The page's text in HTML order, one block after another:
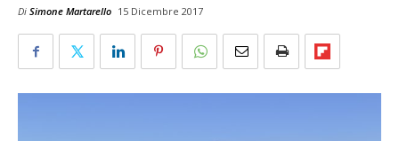
Di Simone Martarello 15 Dicembre 2017